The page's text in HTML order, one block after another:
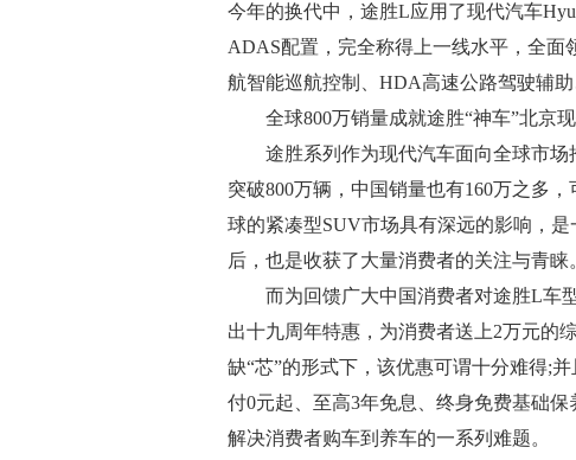
今年的换代中，途胜L应用了现代汽车
ADAS配置，完全称得上一线水平，全面
航智能巡航控制、HDA高速公路驾驶辅
全球800万销量成就途胜“神车”北京现
途胜系列作为现代汽车面向全球市场
突破800万辆，中国销量也有160万之多
球的紧凑型SUV市场具有深远的影响，
后，也是收获了大量消费者的关注与青睐
而为回馈广大中国消费者对途胜L车型
出十九周年特惠，为消费者送上2万元的
缺“芯”的形式下，该优惠可谓十分难得;
付0元起、至高3年免息、终身免费基础
解决消费者购车到养车的一系列难题。